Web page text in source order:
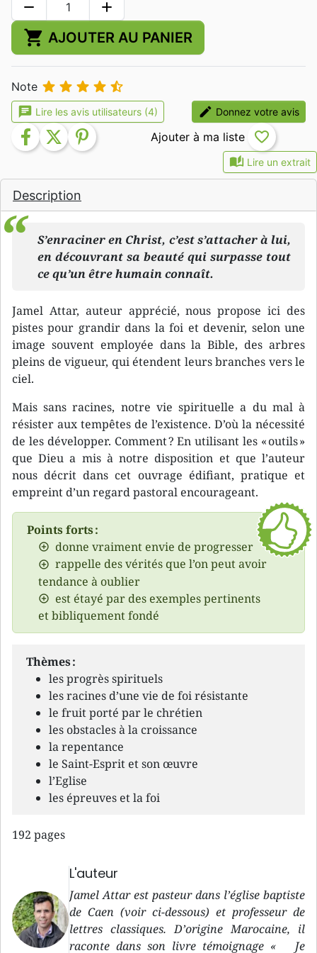
auto_stories Lire un extrait
Description
S’enraciner en Christ, c’est s’attacher à lui,
en découvrant sa beauté qui surpasse tout
ce qu’un être humain connaît.
Jamel Attar, auteur apprécié, nous propose ici des
pistes pour grandir dans la foi et devenir, selon une
image souvent employée dans la Bible, des arbres
pleins de vigueur, qui étendent leurs branches vers le
ciel.
Mais sans racines, notre vie spirituelle a du mal à
résister aux tempêtes de l’existence. D’où la nécessité
de les développer. Comment ? En utilisant les « outils »
que Dieu a mis à notre disposition et que l’auteur
nous décrit dans cet ouvrage édifiant, pratique et
empreint d’un regard pastoral encourageant.
Points forts :
donne vraiment envie de progresser
rappelle des vérités que l’on peut avoir
tendance à oublier
est étayé par des exemples pertinents
et bibliquement fondé
Thèmes :
les progrès spirituels
les racines d’une vie de foi résistante
le fruit porté par le chrétien
les obstacles à la croissance
la repentance
le Saint-Esprit et son œuvre
l’Eglise
les épreuves et la foi
192 pages
L'auteur
Jamel Attar est pasteur dans l’église baptiste
de Caen (voir ci-dessous) et professeur de
lettres classiques. D’origine Marocaine, il
raconte dans son livre témoignage « Je
remove add
shopping_cart AJOUTER AU PANIER
Note     
chat Lire les avis utilisateurs (4) edit Donnez votre avis
facebook twitter pinterest favorite_border